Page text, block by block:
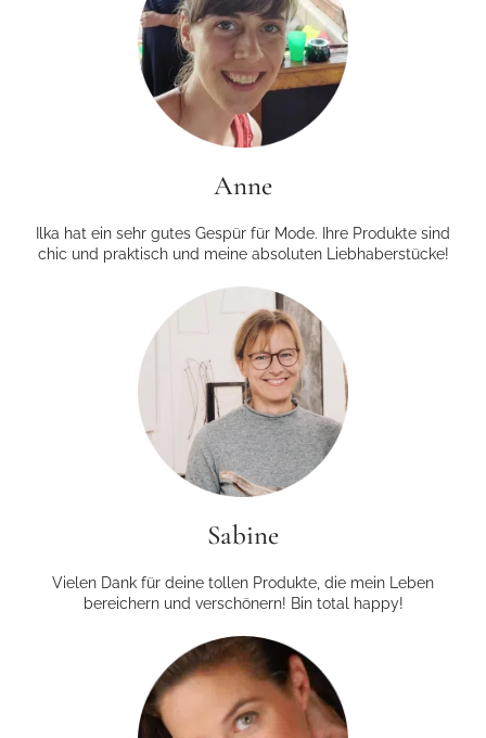
Anne
Ilka hat ein sehr gutes Gespür für Mode. Ihre Produkte sind
chic und praktisch und meine absoluten Liebhaberstücke!
Sabine
Vielen Dank für deine tollen Produkte, die mein Leben
bereichern und verschönern! Bin total happy!